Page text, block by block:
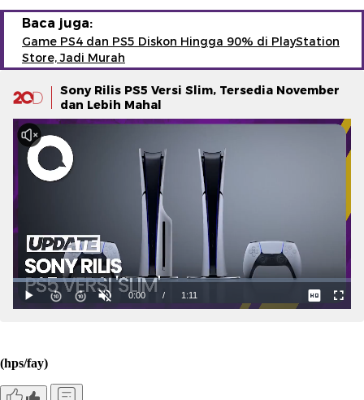
Baca juga:
Game PS4 dan PS5 Diskon Hingga 90% di PlayStation
Store, Jadi Murah
Sony Rilis PS5 Versi Slim, Tersedia November
dan Lebih Mahal
(hps/fay)